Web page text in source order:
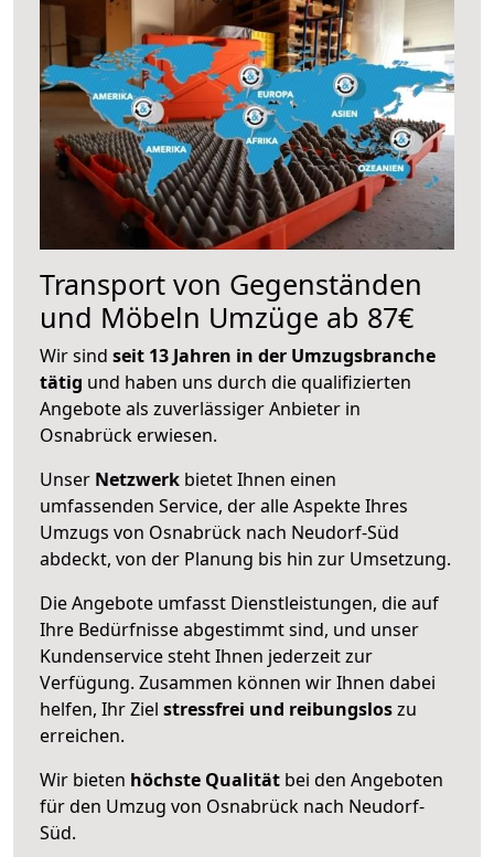
Transport von Gegenständen
und Möbeln Umzüge ab 87€
Wir sind seit 13 Jahren in der Umzugsbranche
tätig und haben uns durch die qualifizierten
Angebote als zuverlässiger Anbieter in
Osnabrück erwiesen.
Unser Netzwerk bietet Ihnen einen
umfassenden Service, der alle Aspekte Ihres
Umzugs von Osnabrück nach Neudorf-Süd
abdeckt, von der Planung bis hin zur Umsetzung.
Die Angebote umfasst Dienstleistungen, die auf
Ihre Bedürfnisse abgestimmt sind, und unser
Kundenservice steht Ihnen jederzeit zur
Verfügung. Zusammen können wir Ihnen dabei
helfen, Ihr Ziel stressfrei und reibungsloszu
erreichen.
Wir bieten höchste Qualität bei den Angeboten
für den Umzug von Osnabrück nach Neudorf-
Süd.